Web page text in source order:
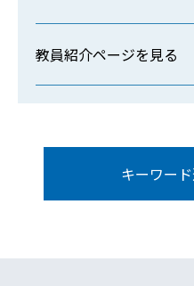
教員紹介ページを見る
キーワー